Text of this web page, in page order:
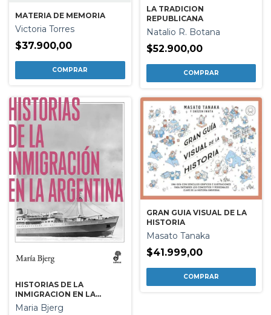
MATERIA DE MEMORIA
Victoria Torres
$37.900,00
LA TRADICION
REPUBLICANA
Natalio R. Botana
$52.900,00
HISTORIAS DE LA
INMIGRACION EN LA
ARGENTINA
Maria Bjerg
GRAN GUIA VISUAL DE LA
HISTORIA
Masato Tanaka
$41.999,00